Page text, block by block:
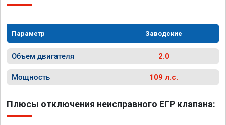
Параметр Заводские
Объем двигателя 2.0
Мощность 109 л.с.
Плюсы отключения неисправного ЕГР клапана: